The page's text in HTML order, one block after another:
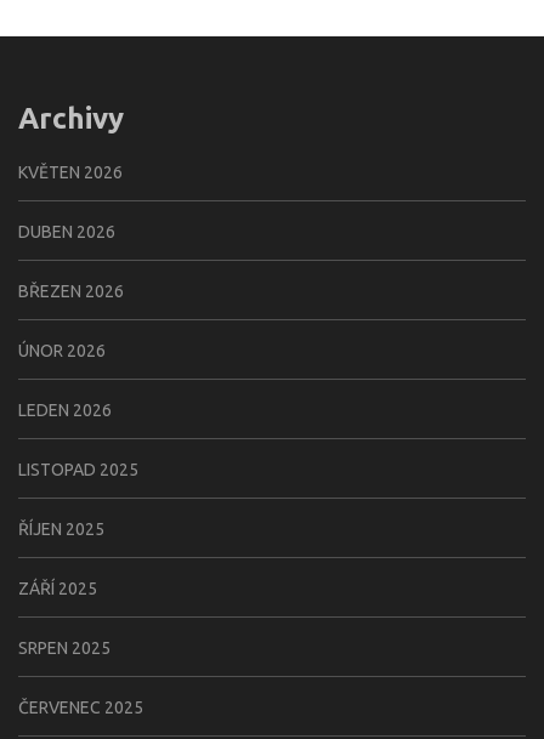
Archivy
KVĚTEN 2026
DUBEN 2026
BŘEZEN 2026
ÚNOR 2026
LEDEN 2026
LISTOPAD 2025
ŘÍJEN 2025
ZÁŘÍ 2025
SRPEN 2025
ČERVENEC 2025